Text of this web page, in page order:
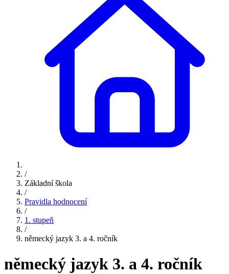
/
Základní škola
/
Pravidla hodnocení
/
1. stupeň
/
německý jazyk 3. a 4. ročník
německý jazyk 3. a 4. ročník